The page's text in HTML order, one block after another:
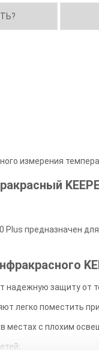
измерения
Plus предназначен
надежную защиту от
легко поместить
местах с плохим